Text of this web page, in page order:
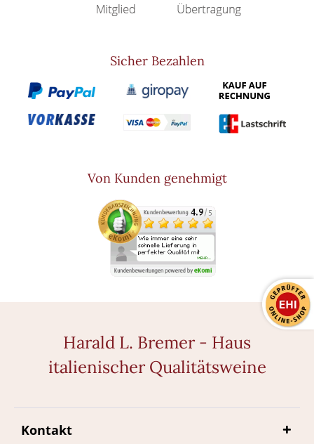
Sicher Bezahlen
Von Kunden genehmigt
Harald L. Bremer - Haus
italienischer Qualitätsweine
Kontakt